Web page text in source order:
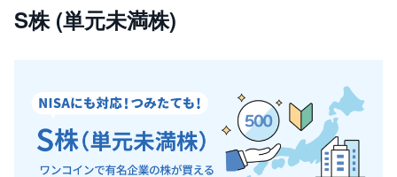
NISA
株
式
外
S株 (単元未満株)